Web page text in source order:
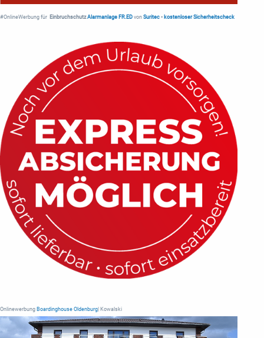
#OnlineWerbung für Einbruchschutz Alarmanlage FR.ED von Suritec • kostenloser Sicherheitscheck
Onlinewerbung Boardinghouse Oldenburg | Kowalski